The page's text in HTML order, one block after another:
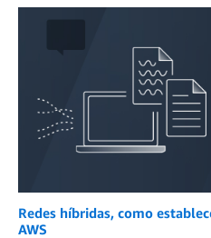
Redes híbridas, como
AWS